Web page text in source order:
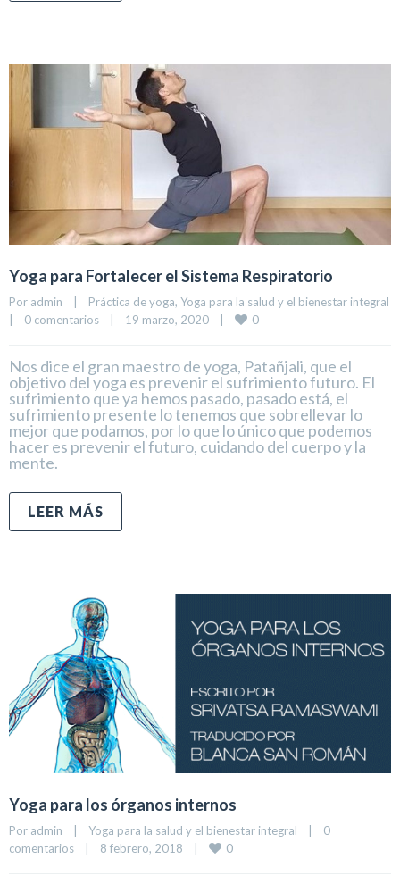
Yoga para Fortalecer el Sistema Respiratorio
Por admin | Práctica de yoga, Yoga para la salud y el bienestar integral
|
0 comentarios | 19 marzo, 2020 | 0
Nos dice el gran maestro de yoga, Patañjali, que el
objetivo del yoga es prevenir el sufrimiento futuro. El
sufrimiento que ya hemos pasado, pasado está, el
sufrimiento presente lo tenemos que sobrellevar lo
mejor que podamos, por lo que lo único que podemos
hacer es prevenir el futuro, cuidando del cuerpo y la
mente.
LEER MÁS
Yoga para los órganos internos
Por admin Yoga para la salud y el bienestar integral
0
comentarios
8 febrero, 2018 0